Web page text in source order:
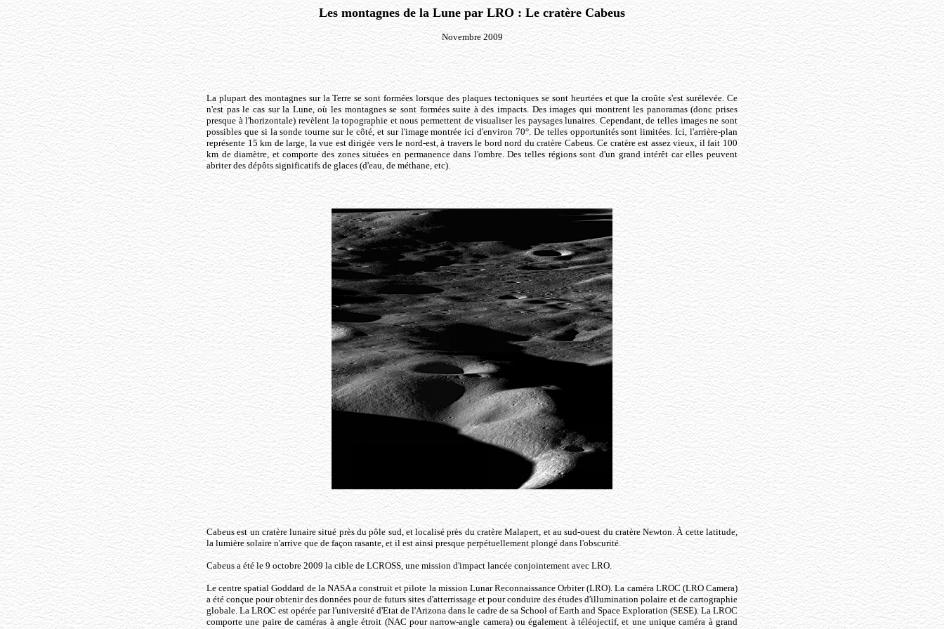
Les montagnes de la Lune par LRO : Le cratère Cabeus
Novembre 2009
La plupart des montagnes sur la Terre se sont formées lorsque des plaques tectoniques se sont heurtées et que la croûte s'est surélevée. Ce
n'est pas le cas sur la Lune, où les montagnes se sont formées suite à des impacts. Des images qui montrent les panoramas (donc prises
presque à l'horizontale) revèlent la topographie et nous permettent de visualiser les paysages lunaires. Cependant, de telles images ne sont
possibles que si la sonde tourne sur le côté, et sur l'image montrée ici d'environ 70°. De telles opportunités sont limitées. Ici, l'arrière-plan
représente 15 km de large, la vue est dirigée vers le nord-est, à travers le bord nord du cratère Cabeus. Ce cratère est assez vieux, il fait 100
km de diamètre, et comporte des zones situées en permanence dans l'ombre. Des telles régions sont d'un grand intérêt car elles peuvent
abriter des dépôts significatifs de glaces (d'eau, de méthane, etc).
Cabeus est un cratère lunaire situé près du pôle sud, et localisé près du cratère Malapert, et au sud-ouest du cratère Newton. À cette latitude,
la lumière solaire n'arrive que de façon rasante, et il est ainsi presque perpétuellement plongé dans l'obscurité.
Cabeus a été le 9 octobre 2009 la cible de LCROSS, une mission d'impact lancée conjointement avec LRO.
Le centre spatial Goddard de la NASA a construit et pilote la mission Lunar Reconnaissance Orbiter (LRO). La caméra LROC (LRO Camera)
a été conçue pour obtenir des données pour de futurs sites d'atterrissage et pour conduire des études d'illumination polaire et de cartographie
globale. La LROC est opérée par l'université d'Etat de l'Arizona dans le cadre de sa School of Earth and Space Exploration (SESE). La LROC
comporte une paire de caméras à angle étroit (NAC pour narrow-angle camera) ou également à téléojectif, et une unique caméra à grand